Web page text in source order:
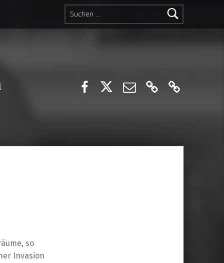
Suchen nach:
Lord of the dices
@lordofthedices
E-MailKo-FiPatreon
so
Invasion